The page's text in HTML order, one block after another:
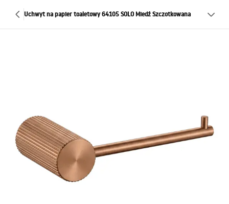
Uchwyt na papier toaletowy 64105 SOLO Miedź Szczotkowana